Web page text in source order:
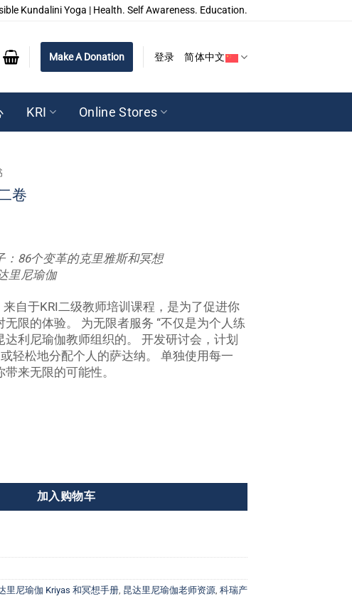
Kundalini Yoga | Health. Self Awareness. Education.
Make A Donation 登录 简体中文
KRI Online Stores
卷
：86个变革的克里雅斯和冥想
里尼瑜伽
自于KRI二级教师培训课程，是为了促进你
限的体验。 为无限者服务 “不仅是为个人练
达利尼瑜伽教师组织的。 开发研讨会，计划
轻松地分配个人的萨达纳。 单独使用每一
来无限的可能性。
加入购物车
里尼瑜伽 Kriyas 和冥想手册, 昆达里尼瑜伽老师资源, 科瑞产